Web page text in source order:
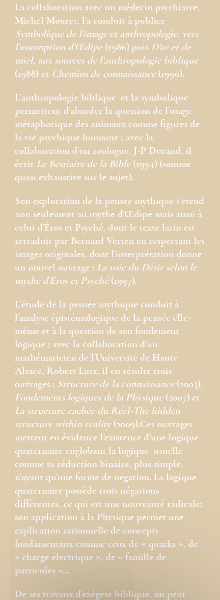
La collaboration avec un médecin psychiatre,
Michel Mouret, l’a conduit à publier
Symbolique de l’image et anthropologie, vers
l’assomption d’Œdipe(1986) puis D’or et de
miel, aux sources de l’anthropologie biblique
(1988) et Chemins de connaissance(1990).
L’anthropologie biblique et la symbolique
permettent d’aborder la question de l’usage
métaphorique des animaux comme figures de
la vie psychique humaine ; avec la
collaboration d’un zoologue, J-P Durand, il
écrit Le Bestiaire de la Bible(1994) (somme
quasi exhaustive sur le sujet).
Son exploration de la pensée mythique s’étend
non seulement au mythe d’Œdipe mais aussi à
celui d’Éros et Psyché, dont le texte latin est
retraduit par Bernard Verten en respectant les
images originales, dont l’interprétation donne
un nouvel ouvrage : La voie du Désir selon le
mythe d’Éros et Psyché(1997).
L’étude de la pensée mythique conduit à
l’analyse épistémologique de la pensée elle-
même et à la question de son fondement
logique ; avec la collaboration d’un
mathématicien de l’Université de Haute
Alsace, Robert Lutz, il en résulte trois
ouvrages : Structure de la connaissance(2003),
Fondements logiques de la Physique(2007) et
La structure cachée du Réel-The hidden
structure within reality(2009).Ces ouvrages
mettent en évidence l’existence d’une logique
quaternaire englobant la logique usuelle
comme sa réduction binaire, plus simple,
n’ayant qu’une forme de négation. La logique
quaternaire possède trois négations
différentes, ce qui est une nouveauté radicale;
son application à la Physique permet une
explication rationnelle de concepts
fondamentaux comme ceux de « quarks », de
« charge électrique », de « famille de
particules »…
De ses travaux d’exégèse biblique, on peut